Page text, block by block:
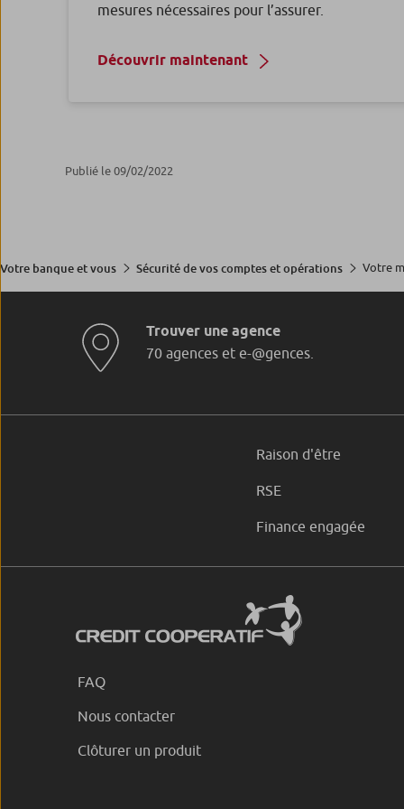
mesures nécessaires pour l’assurer.
Découvrir maintenant
Publié le 09/02/2022
Votre banque et vous Sécurité de vos comptes et opérations Votre
Trouver une agence
70 agences et e-@gences.
Raison d'être
RSE
Finance engagée
FAQ
Nous contacter
Clôturer un produit